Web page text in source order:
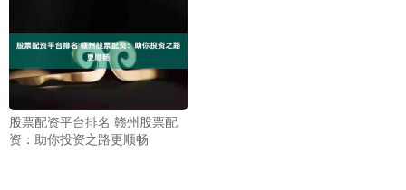
股票配资平台排名 赣州股票配
资：助你投资之路更顺畅